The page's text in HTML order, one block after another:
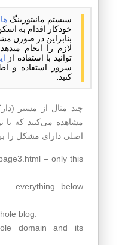
سیستم مانیتورینگ
خودکار اقدام به
بنابراین در صورن
لازم را انجام
توانید با استفاده از
سرور استفاده و
کنید.
چند مثال از مسیر
مشاهده می‌کنید که
اصلی دارای مشکل را
– only this
– everything below
blog.
domain and its